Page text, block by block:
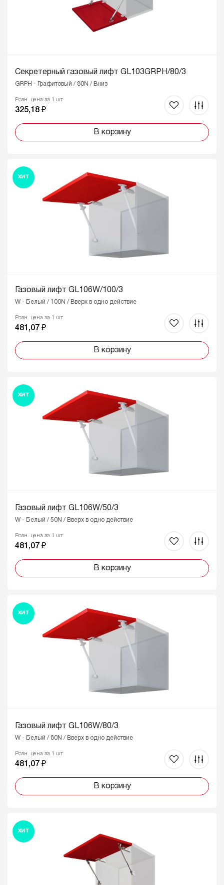
Секретерный газовый лифт GL103GRPH/80/3
GRPH - Графитовый / 80N / Вниз
Розн. цена за 1 шт
325,18 ₽
В корзину
ХИТ
Газовый лифт GL106W/100/3
W - Белый / 100N / Вверх в одно действие
Розн. цена за 1 шт
481,07 ₽
В корзину
ХИТ
Газовый лифт GL106W/50/3
W - Белый / 50N / Вверх в одно действие
Розн. цена за 1 шт
481,07 ₽
В корзину
ХИТ
Газовый лифт GL106W/80/3
W - Белый / 80N / Вверх в одно действие
Розн. цена за 1 шт
481,07 ₽
В корзину
ХИТ